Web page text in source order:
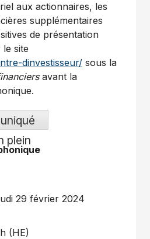
aux actionnaires, les
supplémentaires
de présentation
site
dinvestisseur/ sous la
avant la
plein
29 février 2024
(HE)